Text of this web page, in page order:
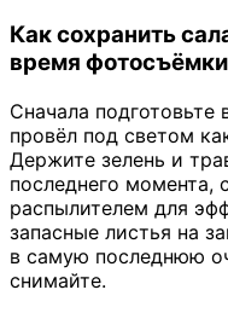
Как сохранить
время
Сначала подготовьте
провёл под светом
Держите зелень и
последнего момента,
распылителем для
запасные листья на
в самую последнюю
снимайте.